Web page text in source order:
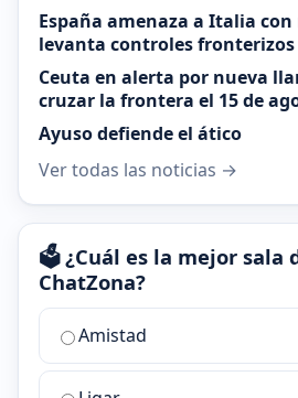
España amenaza a Italia
levanta controles fronterizos
Ceuta en alerta por nueva
cruzar la frontera el 15 de
Ayuso defiende el ático
Ver todas las noticias →
🗳️ ¿Cuál es la mejor sala
ChatZona?
¿Cuál
la
Amistad